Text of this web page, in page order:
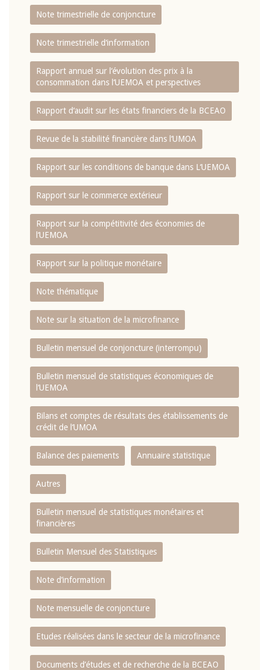
Note trimestrielle de conjoncture
Note trimestrielle d‘information
Rapport annuel sur l‘évolution des prix à la
consommation dans l‘UEMOA et perspectives
Rapport d‘audit sur les états financiers de la BCEAO
Revue de la stabilité financière dans l‘UMOA
Rapport sur les conditions de banque dans L‘UEMOA
Rapport sur le commerce extérieur
Rapport sur la compétitivité des économies de
l‘UEMOA
Rapport sur la politique monétaire
Note thématique
Note sur la situation de la microfinance
Bulletin mensuel de conjoncture (interrompu)
Bulletin mensuel de statistiques économiques de
l‘UEMOA
Bilans et comptes de résultats des établissements de
crédit de l‘UMOA
Balance des paiements Annuaire statistique
Autres
Bulletin mensuel de statistiques monétaires et
financières
Bulletin Mensuel des Statistiques
Note d’information
Note mensuelle de conjoncture
Etudes réalisées dans le secteur de la microfinance
Documents d’études et de recherche de la BCEAO